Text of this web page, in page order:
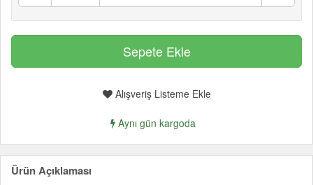
Alışveriş Listeme Ekle
Aynı gün kargoda
Ürün Açıklaması